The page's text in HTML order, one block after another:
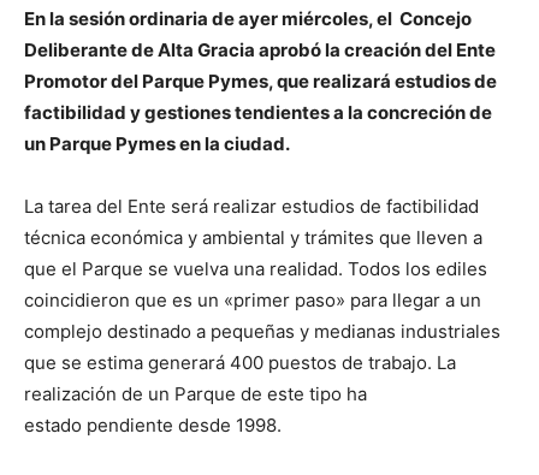
En la sesión ordinaria de ayer miércoles, el Concejo
Deliberante de Alta Gracia aprobó la creación del Ente
Promotor del Parque Pymes, que realizará estudios de
factibilidad y gestiones tendientes a la concreción de
un Parque Pymes en la ciudad.
La tarea del Ente será realizar estudios de factibilidad
técnica económica y ambiental y trámites que lleven a
que el Parque se vuelva una realidad. Todos los ediles
coincidieron que es un «primer paso» para llegar a un
complejo destinado a pequeñas y medianas industriales
que se estima generará 400 puestos de trabajo. La
realización de un Parque de este tipo ha
estado pendiente desde 1998.